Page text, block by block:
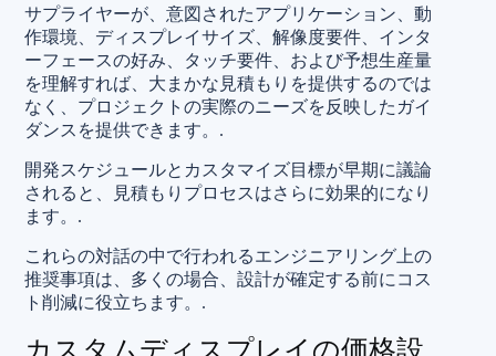
サプライヤーが、意図されたアプリケーション、動
作環境、ディスプレイサイズ、解像度要件、インタ
ーフェースの好み、タッチ要件、および予想生産量
を理解すれば、大まかな見積もりを提供するのでは
なく、プロジェクトの実際のニーズを反映したガイ
ダンスを提供できます。.
開発スケジュールとカスタマイズ目標が早期に議論
されると、見積もりプロセスはさらに効果的になり
ます。.
これらの対話の中で行われるエンジニアリング上の
推奨事項は、多くの場合、設計が確定する前にコス
ト削減に役立ちます。.
カスタムディスプレイの価格設